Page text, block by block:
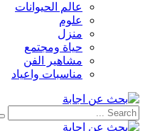
عالم الحيوانات
علوم
منزل
حياة ومجتمع
مشاهير الفن
مناسبات واعياد